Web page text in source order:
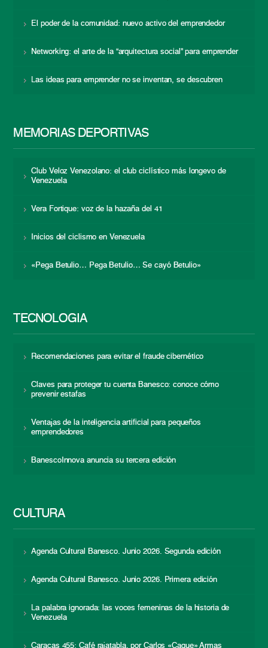
El poder de la comunidad: nuevo activo del emprendedor
Networking: el arte de la “arquitectura social” para emprender
Las ideas para emprender no se inventan, se descubren
MEMORIAS DEPORTIVAS
Club Veloz Venezolano: el club ciclístico más longevo de
Venezuela
Vera Fortique: voz de la hazaña del 41
Inicios del ciclismo en Venezuela
«Pega Betulio… Pega Betulio… Se cayó Betulio»
TECNOLOGÍA
Recomendaciones para evitar el fraude cibernético
Claves para proteger tu cuenta Banesco: conoce cómo
prevenir estafas
Ventajas de la inteligencia artificial para pequeños
emprendedores
BanescoInnova anuncia su tercera edición
CULTURA
Agenda Cultural Banesco. Junio 2026. Segunda edición
Agenda Cultural Banesco. Junio 2026. Primera edición
La palabra ignorada: las voces femeninas de la historia de
Venezuela
Caracas 455: Café rajatabla, por Carlos «Caque» Armas